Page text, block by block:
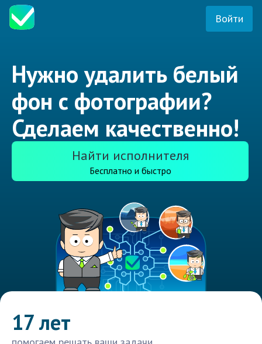
Войти
Нужно удалить белый
фон с фотографии?
Сделаем качественно!
Найти исполнителя
Бесплатно и быстро
17 лет